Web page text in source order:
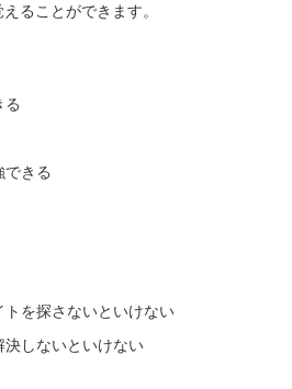
ることができます。
る
できる
を探さないといけない
決しないといけない